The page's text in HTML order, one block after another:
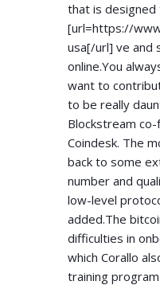
that is
[url=https://
usa[/url] ve and
online.You
want to
to be really
Blockstream
Coindesk. The
back to some
number and
low-level
added.The
difficulties in
which Corallo
training